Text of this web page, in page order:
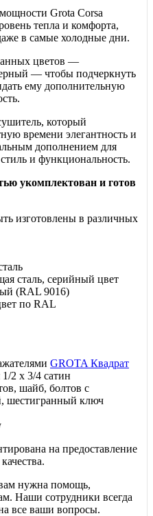
Grota Corsa
тепла и комфорта,
в самые холодные дни.
цветов —
— чтобы подчеркнуть
ему дополнительную
который
времени элегантность и
дополнением для
и функциональность.
укомплектован и готов
изготовлены в различных
сталь, серийный цвет
(RAL 9016)
по RAL
GROTA Квадрат
2 х 3/4 сатин
шайб, болтов с
шестигранный ключ
на предоставление
нужна помощь,
Наши сотрудники всегда
все ваши вопросы.